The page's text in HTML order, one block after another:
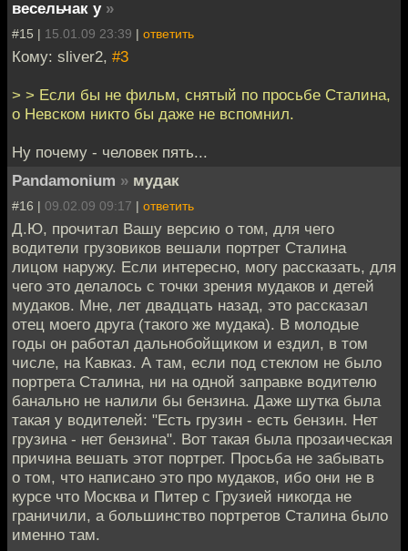
весельчак у »
#15 | 15.01.09 23:39 | ответить
Кому: sliver2, #3
> > Если бы не фильм, снятый по просьбе Сталина,
о Невском никто бы даже не вспомнил.
Ну почему - человек пять...
Pandamonium » мудак
#16 | 09.02.09 09:17 | ответить
Д.Ю, прочитал Вашу версию о том, для чего
водители грузовиков вешали портрет Сталина
лицом наружу. Если интересно, могу рассказать, для
чего это делалось с точки зрения мудаков и детей
мудаков. Мне, лет двадцать назад, это рассказал
отец моего друга (такого же мудака). В молодые
годы он работал дальнобойщиком и ездил, в том
числе, на Кавказ. А там, если под стеклом не было
портрета Сталина, ни на одной заправке водителю
банально не налили бы бензина. Даже шутка была
такая у водителей: "Есть грузин - есть бензин. Нет
грузина - нет бензина". Вот такая была прозаическая
причина вешать этот портрет. Просьба не забывать
о том, что написано это про мудаков, ибо они не в
курсе что Москва и Питер с Грузией никогда не
граничили, а большинство портретов Сталина было
именно там.